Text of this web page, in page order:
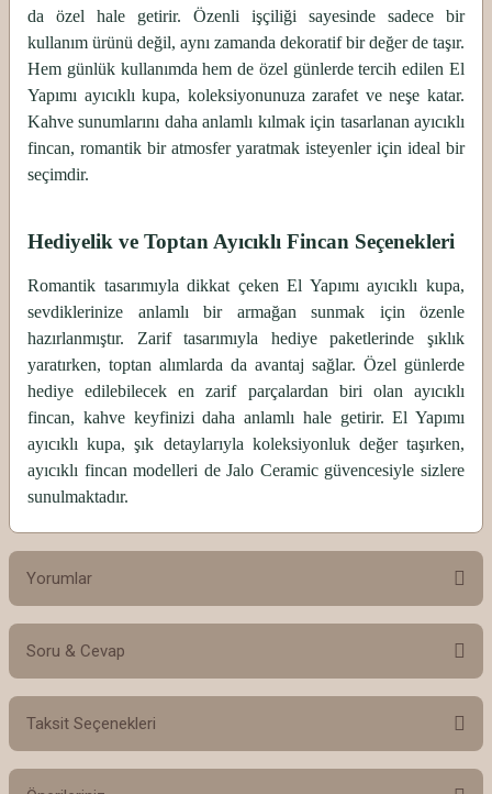
da özel hale getirir. Özenli işçiliği sayesinde sadece bir
kullanım ürünü değil, aynı zamanda dekoratif bir değer de taşır.
Hem günlük kullanımda hem de özel günlerde tercih edilen El
Yapımı ayıcıklı kupa, koleksiyonunuza zarafet ve neşe katar.
Kahve sunumlarını daha anlamlı kılmak için tasarlanan ayıcıklı
fincan, romantik bir atmosfer yaratmak isteyenler için ideal bir
seçimdir.
Hediyelik ve Toptan Ayıcıklı Fincan Seçenekleri
Romantik tasarımıyla dikkat çeken El Yapımı ayıcıklı kupa,
sevdiklerinize anlamlı bir armağan sunmak için özenle
hazırlanmıştır. Zarif tasarımıyla hediye paketlerinde şıklık
yaratırken, toptan alımlarda da avantaj sağlar. Özel günlerde
hediye edilebilecek en zarif parçalardan biri olan ayıcıklı
fincan, kahve keyfinizi daha anlamlı hale getirir. El Yapımı
ayıcıklı kupa, şık detaylarıyla koleksiyonluk değer taşırken,
ayıcıklı fincan modelleri de Jalo Ceramic güvencesiyle sizlere
sunulmaktadır.
Yorumlar
Bu ürüne ilk yorumu siz yapın!
Soru & Cevap
Ürün hakkında henüz soru sorulmamış.
Taksit Seçenekleri